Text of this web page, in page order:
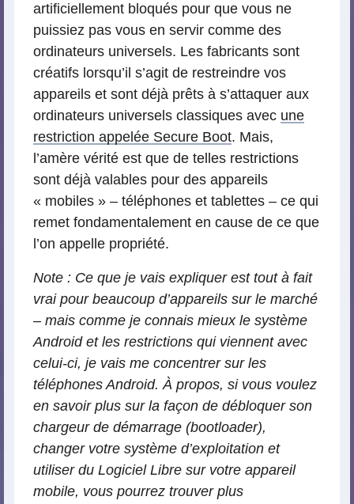
artificiellement bloqués pour que vous ne
puissiez pas vous en servir comme des
ordinateurs universels. Les fabricants sont
créatifs lorsqu’il s’agit de restreindre vos
appareils et sont déjà prêts à s’attaquer aux
ordinateurs universels classiques avec une
restriction appelée Secure Boot. Mais,
l’amère vérité est que de telles restrictions
sont déjà valables pour des appareils
« mobiles » – téléphones et tablettes – ce qui
remet fondamentalement en cause de ce que
l’on appelle propriété.
Note : Ce que je vais expliquer est tout à fait
vrai pour beaucoup d’appareils sur le marché
– mais comme je connais mieux le système
Android et les restrictions qui viennent avec
celui-ci, je vais me concentrer sur les
téléphones Android. À propos, si vous voulez
en savoir plus sur la façon de débloquer son
chargeur de démarrage (bootloader),
changer votre système d’exploitation et
utiliser du Logiciel Libre sur votre appareil
mobile, vous pourrez trouver plus